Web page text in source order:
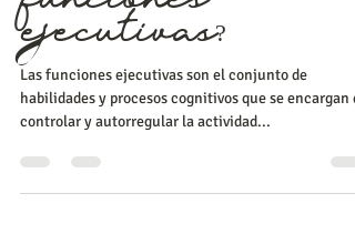
hablar de las
funciones
ejecutivas?
Las funciones ejecutivas son el conjunto de
controlar y autorregular la actividad...